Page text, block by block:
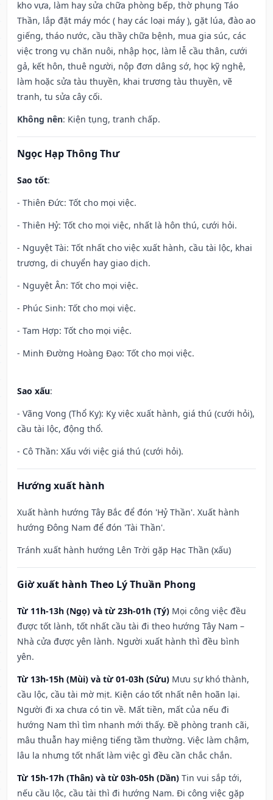
kho vựa, làm hay sửa chữa phòng bếp, thờ phụng Táo
Thần, lắp đặt máy móc ( hay các loại máy ), gặt lúa, đào ao
giếng, tháo nước, cầu thầy chữa bệnh, mua gia súc, các
việc trong vụ chăn nuôi, nhập học, làm lễ cầu thân, cưới
gả, kết hôn, thuê người, nộp đơn dâng sớ, học kỹ nghệ,
làm hoặc sửa tàu thuyền, khai trương tàu thuyền, vẽ
tranh, tu sửa cây cối.
Không nên: Kiện tụng, tranh chấp.
Ngọc Hạp Thông Thư
Sao tốt:
- Thiên Đức: Tốt cho mọi việc.
- Thiên Hỷ: Tốt cho mọi việc, nhất là hôn thú, cưới hỏi.
- Nguyệt Tài: Tốt nhất cho việc xuất hành, cầu tài lộc, khai
trương, di chuyển hay giao dịch.
- Nguyệt Ân: Tốt cho mọi việc.
- Phúc Sinh: Tốt cho mọi việc.
- Tam Hợp: Tốt cho mọi việc.
- Minh Đường Hoàng Đạo: Tốt cho mọi việc.
Sao xấu:
- Vãng Vong (Thổ Kỵ): Kỵ việc xuất hành, giá thú (cưới hỏi),
cầu tài lộc, động thổ.
- Cô Thần: Xấu với việc giá thú (cưới hỏi).
Hướng xuất hành
Xuất hành hướng Tây Bắc để đón 'Hỷ Thần'. Xuất hành
hướng Đông Nam để đón 'Tài Thần'.
Tránh xuất hành hướng Lên Trời gặp Hạc Thần (xấu)
Giờ xuất hành Theo Lý Thuần Phong
Từ 11h-13h (Ngọ) và từ 23h-01h (Tý) Mọi công việc đều
được tốt lành, tốt nhất cầu tài đi theo hướng Tây Nam –
Nhà cửa được yên lành. Người xuất hành thì đều bình
yên.
Từ 13h-15h (Mùi) và từ 01-03h (Sửu) Mưu sự khó thành,
cầu lộc, cầu tài mờ mịt. Kiện cáo tốt nhất nên hoãn lại.
Người đi xa chưa có tin về. Mất tiền, mất của nếu đi
hướng Nam thì tìm nhanh mới thấy. Đề phòng tranh cãi,
mâu thuẫn hay miệng tiếng tầm thường. Việc làm chậm,
lâu la nhưng tốt nhất làm việc gì đều cần chắc chắn.
Từ 15h-17h (Thân) và từ 03h-05h (Dần) Tin vui sắp tới,
nếu cầu lộc, cầu tài thì đi hướng Nam. Đi công việc gặp